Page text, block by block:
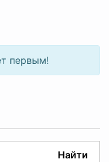
первым!
Найти